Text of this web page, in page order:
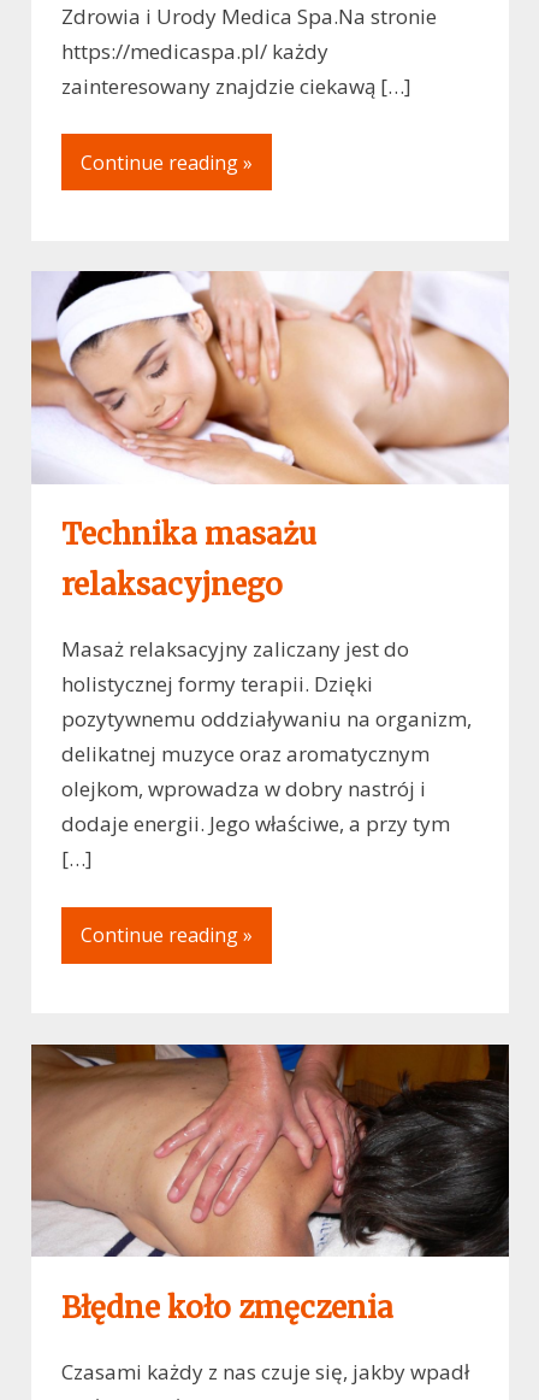
Zdrowia i Urody Medica Spa.Na stronie
https://medicaspa.pl/ każdy
zainteresowany znajdzie ciekawą […]
Continue reading »
Technika masażu
relaksacyjnego
Masaż relaksacyjny zaliczany jest do
holistycznej formy terapii. Dzięki
pozytywnemu oddziaływaniu na organizm,
delikatnej muzyce oraz aromatycznym
olejkom, wprowadza w dobry nastrój i
dodaje energii. Jego właściwe, a przy tym
[…]
Continue reading »
Błędne koło zmęczenia
Czasami każdy z nas czuje się, jakby wpadł